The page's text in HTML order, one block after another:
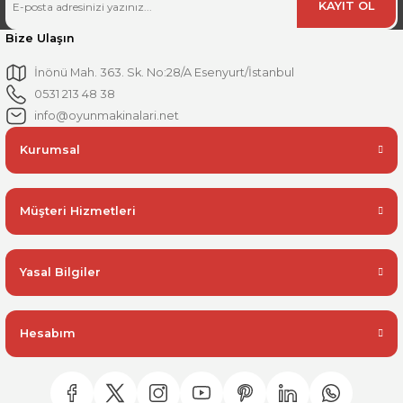
KAYIT OL
Bize Ulaşın
İnönü Mah. 363. Sk. No:28/A Esenyurt/İstanbul
0531 213 48 38
info@oyunmakinalari.net
Kurumsal
Müşteri Hizmetleri
Yasal Bilgiler
Hesabım